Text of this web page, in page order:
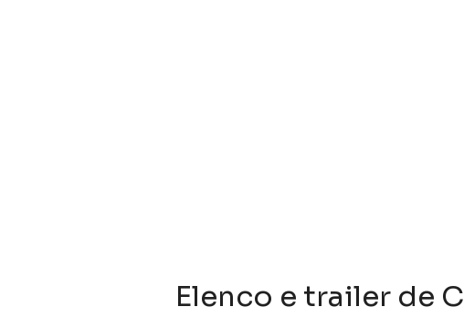
Elenco e trailer de